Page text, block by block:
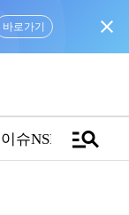
바로가기 close
이슈NSPTVmanage_search